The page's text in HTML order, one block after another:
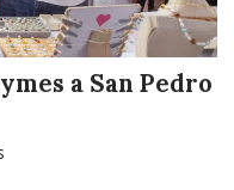
a San Pedro